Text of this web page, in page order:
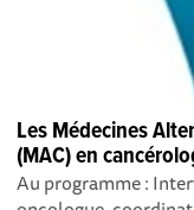
Les Médecines
(MAC) en
Au programme :